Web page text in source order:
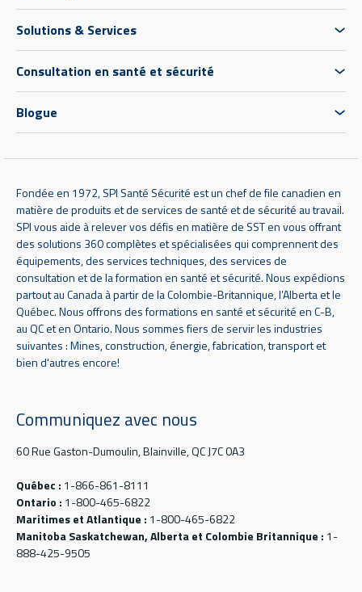
Solutions & Services
Consultation en santé et sécurité
Blogue
Fondée en 1972, SPI Santé Sécurité est un chef de file canadien en
matière de produits et de services de santé et de sécurité au travail.
SPI vous aide à relever vos défis en matière de SST en vous offrant
des solutions 360 complètes et spécialisées qui comprennent des
équipements, des services techniques, des services de
consultation et de la formation en santé et sécurité. Nous expédions
partout au Canada à partir de la Colombie-Britannique, l’Alberta et le
Québec. Nous offrons des formations en santé et sécurité en C-B,
au QC et en Ontario. Nous sommes fiers de servir les industries
suivantes : Mines, construction, énergie, fabrication, transport et
bien d'autres encore!
Communiquez avec nous
60 Rue Gaston-Dumoulin, Blainville, QC J7C 0A3
Québec : 1-866-861-8111
Ontario : 1-800-465-6822
Maritimes et Atlantique : 1-800-465-6822
Manitoba Saskatchewan, Alberta et Colombie Britannique : 1-
888-425-9505